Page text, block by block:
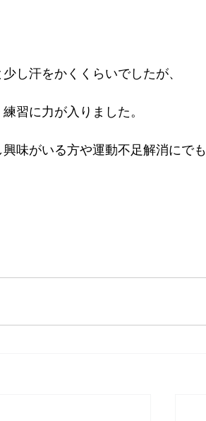
し汗をかくくらいでしたが、
習に力が入りました。
味がいる方や運動不足解消にでも